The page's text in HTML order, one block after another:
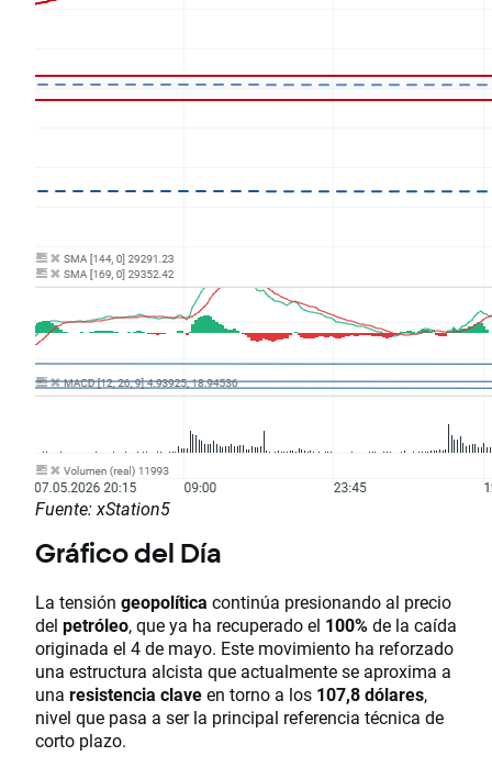
Fuente: xStation5
Gráfico del Día
La tensión geopolítica continúa presionando al precio
del petróleo, que ya ha recuperado el 100%de la caída
originada el 4 de mayo. Este movimiento ha reforzado
una estructura alcista que actualmente se aproxima a
una resistencia claveen torno a los 107,8 dólares,
nivel que pasa a ser la principal referencia técnica de
corto plazo.